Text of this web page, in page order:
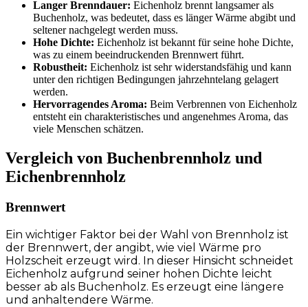
Langer Brenndauer: Eichenholz brennt langsamer als
Buchenholz, was bedeutet, dass es länger Wärme abgibt und
seltener nachgelegt werden muss.
Hohe Dichte: Eichenholz ist bekannt für seine hohe Dichte,
was zu einem beeindruckenden Brennwert führt.
Robustheit: Eichenholz ist sehr widerstandsfähig und kann
unter den richtigen Bedingungen jahrzehntelang gelagert
werden.
Hervorragendes Aroma: Beim Verbrennen von Eichenholz
entsteht ein charakteristisches und angenehmes Aroma, das
viele Menschen schätzen.
Vergleich von Buchenbrennholz und
Eichenbrennholz
Brennwert
Ein wichtiger Faktor bei der Wahl von Brennholz ist
der Brennwert, der angibt, wie viel Wärme pro
Holzscheit erzeugt wird. In dieser Hinsicht schneidet
Eichenholz aufgrund seiner hohen Dichte leicht
besser ab als Buchenholz. Es erzeugt eine längere
und anhaltendere Wärme.